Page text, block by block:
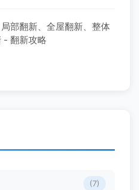
部翻新、全屋翻新、整体
- 翻新攻略
(7)